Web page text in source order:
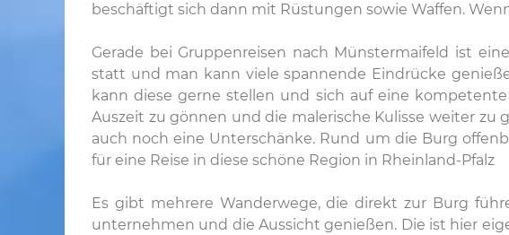
beschäftigt sich dann mit Rüstungen sowie Waffen.
Gerade bei Gruppenreisen nach Münstermaifeld ist
statt und man kann viele spannende Eindrücke
kann diese gerne stellen und sich auf eine
Auszeit zu gönnen und die malerische Kulisse weiter
auch noch eine Unterschänke. Rund um die Burg
für eine Reise in diese schöne Region in Rheinland-Pfalz
Es gibt mehrere Wanderwege, die direkt zur Burg
unternehmen und die Aussicht genießen. Die ist hier